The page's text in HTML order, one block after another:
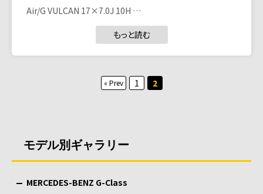
Air/G VULCAN 17×7.0J 10H …
もっと読む
送
« Prev 1 2
モデル別ギャラリー
MERCEDES-BENZ G-Class